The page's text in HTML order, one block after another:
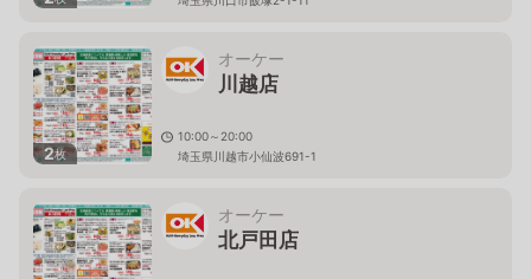
2枚
オーケー
川越店
10:00～20:00
埼玉県川越市小仙波691-1
オーケー
北戸田店